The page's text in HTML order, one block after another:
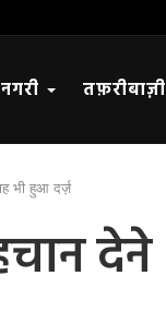
तफ़रीबाज़ी
भी हुआ दर्ज़
देने